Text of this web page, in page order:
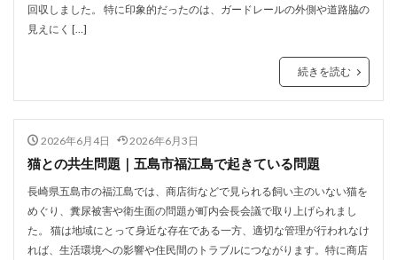
回収しました。 特に印象的だったのは、ガードレールの外側や道路脇の
見えにく […]
続きを読む
2026年6月4日 2026年6月3日
猫との共生問題｜五島市福江島で起きている問題
長崎県五島市の福江島では、商店街などで見られる飼い主のいない猫を
めぐり、糞尿被害や衛生面の問題が町内会長会議で取り上げられまし
た。 猫は地域にとって身近な存在である一方、適切な管理が行われなけ
れば、生活環境への影響や住民間のトラブルにつながります。特に商店